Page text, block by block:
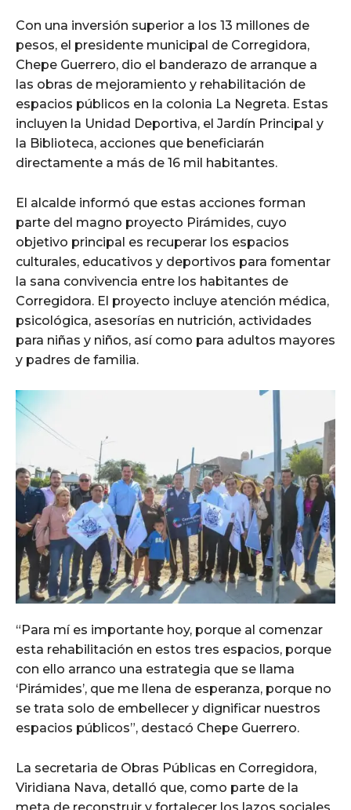
Con una inversión superior a los 13 millones de
pesos, el presidente municipal de Corregidora,
Chepe Guerrero, dio el banderazo de arranque a
las obras de mejoramiento y rehabilitación de
espacios públicos en la colonia La Negreta. Estas
incluyen la Unidad Deportiva, el Jardín Principal y
la Biblioteca, acciones que beneficiarán
directamente a más de 16 mil habitantes.
El alcalde informó que estas acciones forman
parte del magno proyecto Pirámides, cuyo
objetivo principal es recuperar los espacios
culturales, educativos y deportivos para fomentar
la sana convivencia entre los habitantes de
Corregidora. El proyecto incluye atención médica,
psicológica, asesorías en nutrición, actividades
para niñas y niños, así como para adultos mayores
y padres de familia.
“Para mí es importante hoy, porque al comenzar
esta rehabilitación en estos tres espacios, porque
con ello arranco una estrategia que se llama
‘Pirámides’, que me llena de esperanza, porque no
se trata solo de embellecer y dignificar nuestros
espacios públicos”, destacó Chepe Guerrero.
La secretaria de Obras Públicas en Corregidora,
Viridiana Nava, detalló que, como parte de la